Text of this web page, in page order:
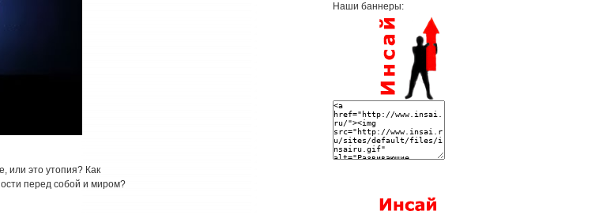
Наши баннеры:
или это утопия? Как
перед собой и миром?